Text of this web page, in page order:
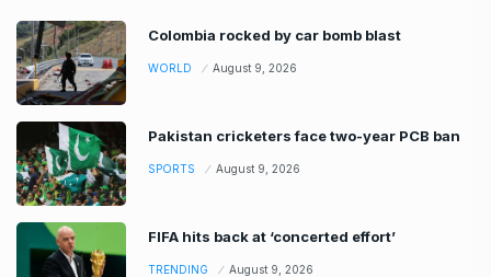
Colombia rocked by car bomb blast
WORLD August 9, 2026
Pakistan cricketers face two-year PCB ban
SPORTS August 9, 2026
FIFA hits back at ‘concerted effort’
TRENDING August 9, 2026